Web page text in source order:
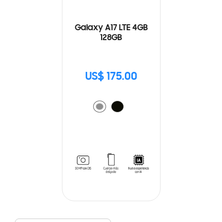
Galaxy A17 LTE 4GB
128GB
US$ 175.00